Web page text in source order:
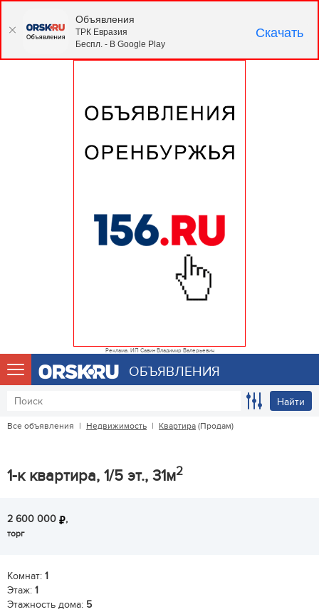
Реклама. ИП Савин Владимир Валерьевич
ОБЪЯВЛЕНИЯ
Найти
Все объявления | Недвижимость | Квартира (Продам)
1-к квартира, 1/5 эт., 31м2
2 600 000 ,
торг
Комнат: 1
Этаж: 1
Этажность дома: 5
Объявления
ТРК Евразия
Беспл. - В Google Play
Скачать